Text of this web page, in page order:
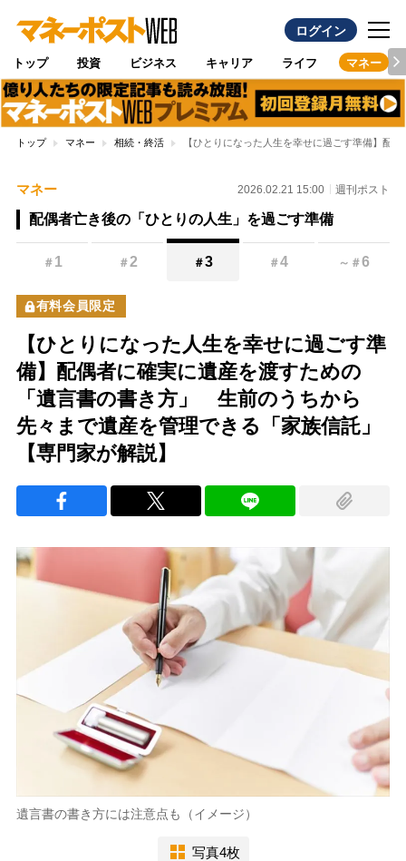
ログイン
トップ 投資 ビジネス キャリア ライフ マネー
トップ マネー 相続・終活 【ひとりになった人生を幸せに過ごす準備】配
マネー 2026.02.21 15:00 週刊ポスト
配偶者亡き後の「ひとりの人生」を過ごす準備
＃ 1 ＃2 ＃3 ＃4 ～ ＃6
有料会員限定
【ひとりになった人生を幸せに過ごす準
備】配偶者に確実に遺産を渡すための
「遺言書の書き方」 生前のうちから
先々まで遺産を管理できる「家族信託」
【専門家が解説】
遺言書の書き方には注意点も（イメージ）
写真4枚